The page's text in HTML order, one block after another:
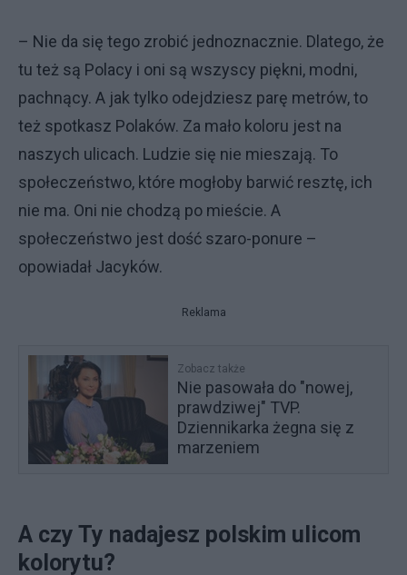
– Nie da się tego zrobić jednoznacznie. Dlatego, że
tu też są Polacy i oni są wszyscy piękni, modni,
pachnący. A jak tylko odejdziesz parę metrów, to
też spotkasz Polaków. Za mało koloru jest na
naszych ulicach. Ludzie się nie mieszają. To
społeczeństwo, które mogłoby barwić resztę, ich
nie ma. Oni nie chodzą po mieście. A
społeczeństwo jest dość szaro-ponure –
opowiadał Jacyków.
Reklama
Zobacz także
Nie pasowała do "nowej,
prawdziwej" TVP.
Dziennikarka żegna się z
marzeniem
A czy Ty nadajesz polskim ulicom
kolorytu?